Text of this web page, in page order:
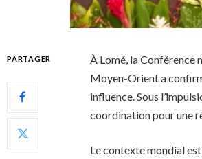
PARTAGER
À Lomé, la Conférence
Moyen-Orient a
influence. Sous
coordination pour une
Le contexte mondial